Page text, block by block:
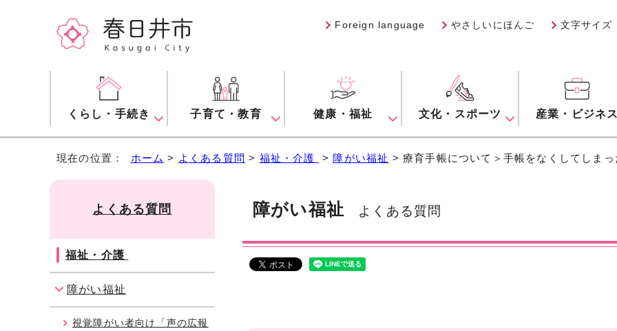
Foreign language やさしいにほんご 文字サイズ
くらし・手続き 子育て・教育 健康・福祉 文化・スポーツ 産業・ビジネス
現在の位置： ホーム > よくある質問 > 福祉・介護 >障がい福祉 > 療育手帳について＞手帳をなくしてしまっ
障がい福祉 よくある質問
よくある質問
福祉・介護
障がい福祉
視覚障がい者向け「声の広報